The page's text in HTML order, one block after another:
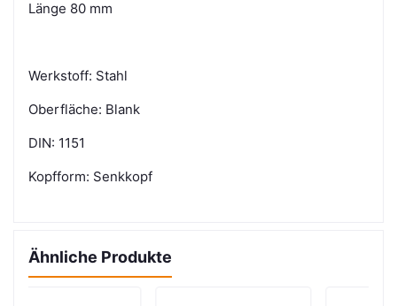
Länge 80 mm
Werkstoff: Stahl
Oberfläche: Blank
DIN: 1151
Kopfform: Senkkopf
Ähnliche Produkte